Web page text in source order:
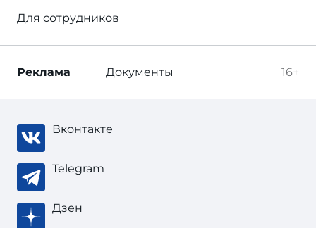
Для сотрудников
16+
Реклама Документы
Вконтакте
Telegram
Дзен